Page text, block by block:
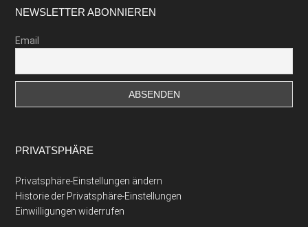
Footer
NEWSLETTER ABONNIEREN
Email
PRIVATSPHÄRE
Privatsphäre-Einstellungen ändern
Historie der Privatsphäre-Einstellungen
Einwilligungen widerrufen